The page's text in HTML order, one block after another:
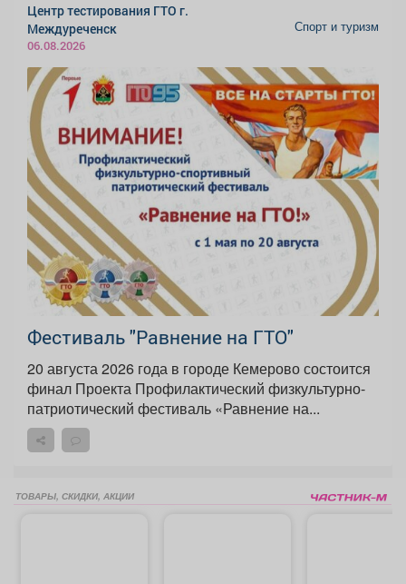
Центр тестирования ГТО г.
Междуреченск
06.08.2026
Спорт и туризм
Фестиваль "Равнение на ГТО"
20 августа 2026 года в городе Кемерово состоится
финал Проекта Профилактический физкультурно-
патриотический фестиваль «Равнение на...
ТОВАРЫ, СКИДКИ, АКЦИИ